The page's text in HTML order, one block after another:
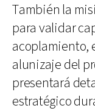
También la
para validar
acoplamiento,
alunizaje del
presentará
estratégico